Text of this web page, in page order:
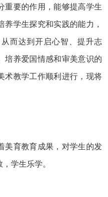
重要的作用，能够提高学生
学生探究和实践的能力，
而达到开启心智、提升志
培养爱国情感和审美意识的
术教学工作顺利进行，现将
美育教育成果，对学生的发
学生乐学。